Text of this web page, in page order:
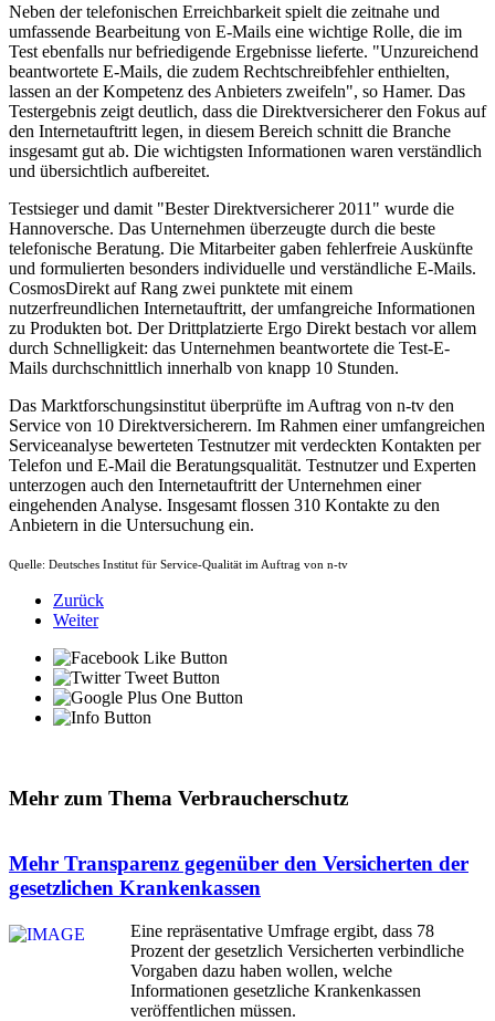
Neben der telefonischen Erreichbarkeit spielt die zeitnahe und
umfassende Bearbeitung von E-Mails eine wichtige Rolle, die im
Test ebenfalls nur befriedigende Ergebnisse lieferte. "Unzureichend
beantwortete E-Mails, die zudem Rechtschreibfehler enthielten,
lassen an der Kompetenz des Anbieters zweifeln", so Hamer. Das
Testergebnis zeigt deutlich, dass die Direktversicherer den Fokus auf
den Internetauftritt legen, in diesem Bereich schnitt die Branche
insgesamt gut ab. Die wichtigsten Informationen waren verständlich
und übersichtlich aufbereitet.
Testsieger und damit "Bester Direktversicherer 2011" wurde die
Hannoversche. Das Unternehmen überzeugte durch die beste
telefonische Beratung. Die Mitarbeiter gaben fehlerfreie Auskünfte
und formulierten besonders individuelle und verständliche E-Mails.
CosmosDirekt auf Rang zwei punktete mit einem
nutzerfreundlichen Internetauftritt, der umfangreiche Informationen
zu Produkten bot. Der Drittplatzierte Ergo Direkt bestach vor allem
durch Schnelligkeit: das Unternehmen beantwortete die Test-E-
Mails durchschnittlich innerhalb von knapp 10 Stunden.
Das Marktforschungsinstitut überprüfte im Auftrag von n-tv den
Service von 10 Direktversicherern. Im Rahmen einer umfangreichen
Serviceanalyse bewerteten Testnutzer mit verdeckten Kontakten per
Telefon und E-Mail die Beratungsqualität. Testnutzer und Experten
unterzogen auch den Internetauftritt der Unternehmen einer
eingehenden Analyse. Insgesamt flossen 310 Kontakte zu den
Anbietern in die Untersuchung ein.
Quelle: Deutsches Institut für Service-Qualität im Auftrag von n-tv
Zurück
Weiter
Mehr zum Thema Verbraucherschutz
Mehr Transparenz gegenüber den Versicherten der
gesetzlichen Krankenkassen
Eine repräsentative Umfrage ergibt, dass 78
Prozent der gesetzlich Versicherten verbindliche
Vorgaben dazu haben wollen, welche
Informationen gesetzliche Krankenkassen
veröffentlichen müssen.